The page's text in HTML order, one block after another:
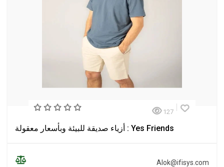
127
Yes Friends : أزياء صديقة للبيئة وبأسعار معقولة
Alok@ifisys.com